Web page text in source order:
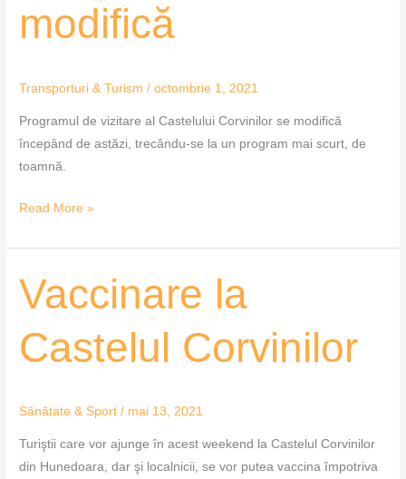
modifică
Transporturi & Turism /octombrie 1, 2021
Programul de vizitare al Castelului Corvinilor se modifică
începând de astăzi, trecându-se la un program mai scurt, de
toamnă.
Read More »
Vaccinare la
Castelul Corvinilor
Sănătate & Sport / mai 13, 2021
Turiştii care vor ajunge în acest weekend la Castelul Corvinilor
din Hunedoara, dar şi localnicii, se vor putea vaccina împotriva
Vaccinare
la
Corvinilor